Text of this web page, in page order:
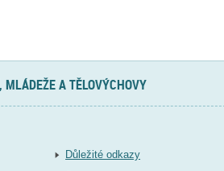
A TĚLOVÝCHOVY
Důležité odkazy